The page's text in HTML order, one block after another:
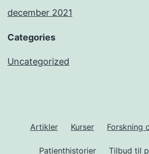
december 2021
Categories
Uncategorized
Artikler Kurser Forskning
Patienthistorier Tilbud til